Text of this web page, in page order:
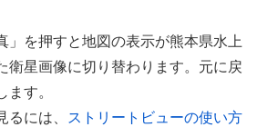
」を押すと地図の表示が熊本県水上
衛星画像に切り替わります。元に戻
す。
るには、
ストリートビューの使い方